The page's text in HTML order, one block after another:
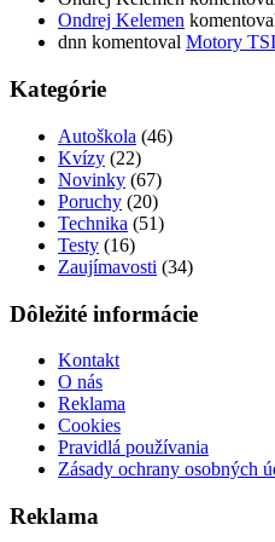
Ondrej Kelemen
dnn komentoval Motory
Kategórie
Autoškola (46)
Kvízy (22)
Novinky (67)
Poruchy (20)
Technika (51)
Testy (16)
Zaujímavosti (34)
Dôležité informácie
Kontakt
O nás
Reklama
Cookies
Pravidlá používania
Zásady ochrany osobných
Reklama